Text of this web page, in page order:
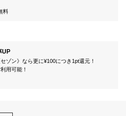
料
UP
ゾン》なら更に¥100につき1pt還元！
用可能！